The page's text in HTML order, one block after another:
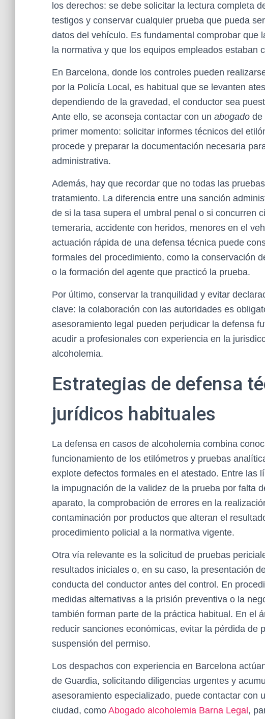
los derechos: se debe solicitar la lectura completa
testigos y conservar cualquier prueba que pueda
datos del vehículo. Es fundamental comprobar que
la normativa y que los equipos empleados estaban
En Barcelona, donde los controles pueden
por la Policía Local, es habitual que se levanten
dependiendo de la gravedad, el conductor sea
Ante ello, se aconseja contactar con un abogado de
primer momento: solicitar informes técnicos del
procede y preparar la documentación necesaria
administrativa.
Además, hay que recordar que no todas las
tratamiento. La diferencia entre una sanción
de si la tasa supera el umbral penal o si concurren
temeraria, accidente con heridos, menores en el
actuación rápida de una defensa técnica puede
formales del procedimiento, como la conservación
o la formación del agente que practicó la prueba.
Por último, conservar la tranquilidad y evitar
clave: la colaboración con las autoridades es
asesoramiento legal pueden perjudicar la defensa
acudir a profesionales con experiencia en la
alcoholemia.
Estrategias de defensa
jurídicos habituales
La defensa en casos de alcoholemia combina
funcionamiento de los etilómetros y pruebas
explote defectos formales en el atestado. Entre las
la impugnación de la validez de la prueba por falta
aparato, la comprobación de errores en la
contaminación por productos que alteran el
procedimiento policial a la normativa vigente.
Otra vía relevante es la solicitud de pruebas
resultados iniciales o, en su caso, la presentación
conducta del conductor antes del control. En
medidas alternativas a la prisión preventiva o la
también forman parte de la práctica habitual. En el
reducir sanciones económicas, evitar la pérdida de
suspensión del permiso.
Los despachos con experiencia en Barcelona
de Guardia, solicitando diligencias urgentes y
asesoramiento especializado, puede contactar con
ciudad, como Abogado alcoholemia Barna Legal ,